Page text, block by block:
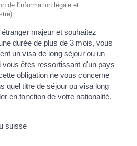
de l'information légale et
majeur et souhaitez
durée de plus de 3 mois, vous
un visa de long séjour ou un
vous êtes ressortissant d'un pays
obligation ne vous concerne
quel titre de séjour ou visa long
en fonction de votre nationalité.
suisse